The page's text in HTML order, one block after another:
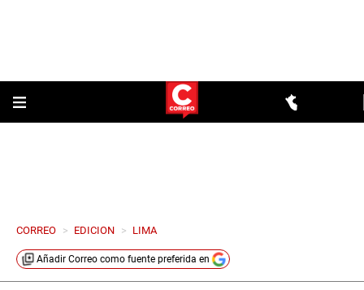
CORREO > EDICION > LIMA
Añadir Correo como fuente preferida en